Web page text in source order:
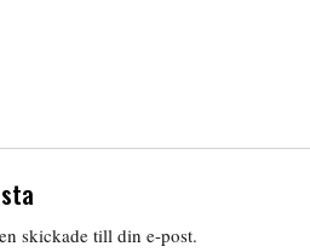
skickade till din e-post.